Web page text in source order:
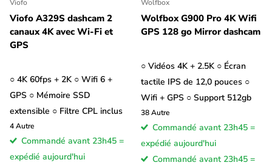
Viofo
Viofo A329S dashcam 2
canaux 4K avec Wi-Fi et
GPS
○ 4K 60fps + 2K ○ Wifi 6 +
GPS ○ Mémoire SSD
extensible ○ Filtre CPL inclus
4Autre
Commandé avant 23h45 =
expédié aujourd'hui
Wolfbox
Wolfbox G900 Pro 4K Wifi
GPS 128 go Mirror dashcam
○ Vidéos 4K + 2.5K ○ Écran
tactile IPS de 12,0 pouces ○
Wifi + GPS ○ Support 512gb
38Autre
Commandé avant 23h45 =
expédié aujourd'hui
Commandé avant 23h45 =